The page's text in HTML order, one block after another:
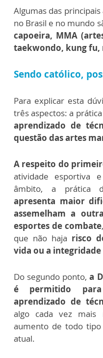
Algumas das
no Brasil e no mundo
capoeira, MMA
taekwondo, kung fu,
Sendo católico,
Para explicar esta
três aspectos: a
aprendizado de
questão das artes
A respeito do
atividade esportiva
âmbito, a prática
apresenta maior
assemelham a
esportes de combate
que não haja risco
vida ou a
Do segundo ponto,a
é permitido
aprendizado de
algo cada vez mais
aumento de todo tipo
atual.